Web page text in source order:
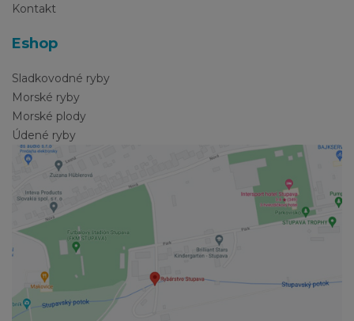
Kontakt
Eshop
Sladkovodné ryby
Morské ryby
Morské plody
Údené ryby